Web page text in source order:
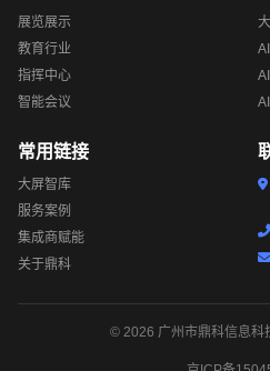
展览展示
教育行业
指挥中心
智能会议
常用链接
大屏智库
服务案例
集成商赋能
关于鼎科
© 2026 广州市鼎科信息科